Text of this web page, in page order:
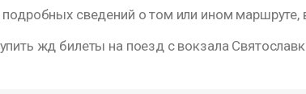
сведений о том или ином маршруте,
жд билеты на поезд с вокзала